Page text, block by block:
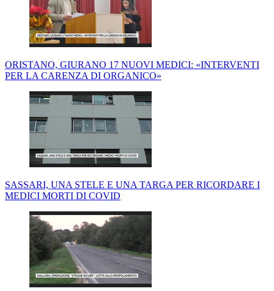
ORISTANO, GIURANO 17 NUOVI MEDICI: «INTERVENTI
PER LA CARENZA DI ORGANICO»
SASSARI, UNA STELE E UNA TARGA PER RICORDARE I
MEDICI MORTI DI COVID